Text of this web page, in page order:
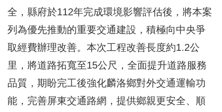
全，縣府於112年完成環境影響評估後，將本案
列為優先推動的重要交通建設，積極向中央爭
取經費辦理改善。本次工程改善長度約1.2公
里，將道路拓寬至15公尺，全面提升道路服務
品質，期盼完工後強化麟洛鄉對外交通運輸功
能，完善屏東交通路網，提供鄉親更安全、順